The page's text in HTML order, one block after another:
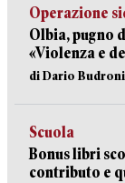
Operazione
Olbia, pugno
«Violenza e
di Dario Budroni
Scuola
Bonus libri
contributo e